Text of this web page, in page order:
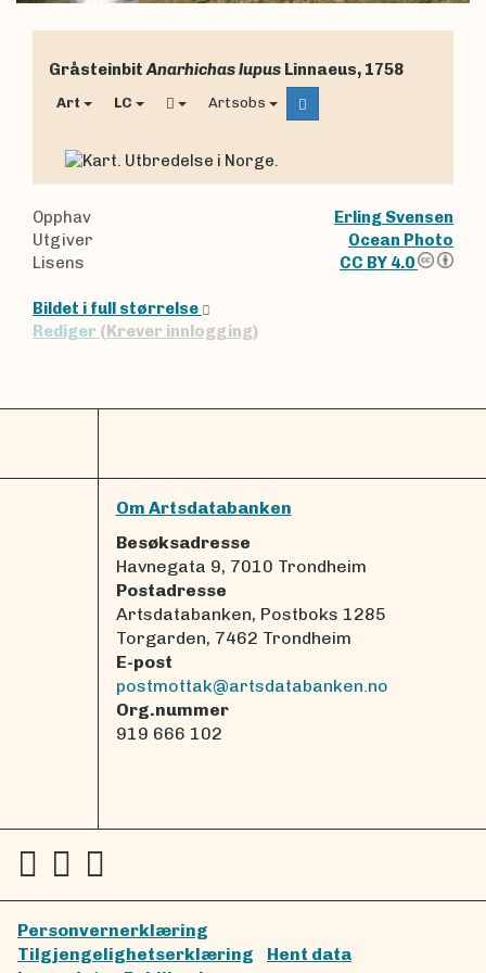
Gråsteinbit Anarhichas lupus Linnaeus, 1758
Art LC Artsobs
Opphav
Erling Svensen
Utgiver
Ocean Photo
Lisens
CC BY 4.0
Bildet i full størrelse
Rediger (Krever innlogging)
Om Artsdatabanken
Besøksadresse
Havnegata 9, 7010 Trondheim
Postadresse
Artsdatabanken, Postboks 1285
Torgarden, 7462 Trondheim
E-post
postmottak@artsdatabanken.no
Org.nummer
919 666 102
Personvernerklæring
Tilgjengelighetserklæring
Hent data